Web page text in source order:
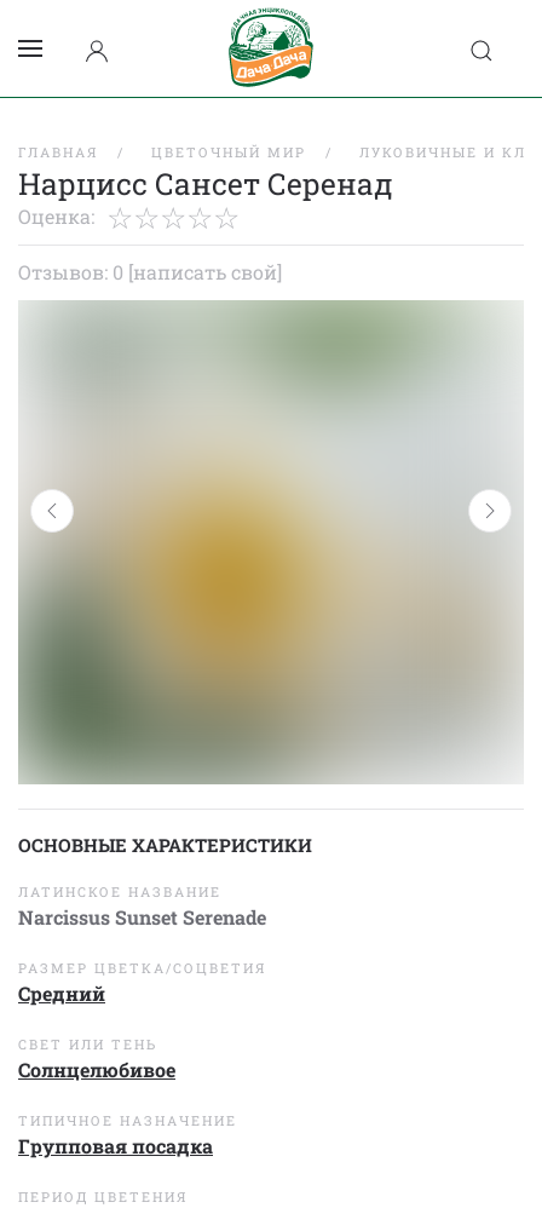
ГЛАВНАЯ ЦВЕТОЧНЫЙ МИР ЛУКОВИЧНЫЕ И
Нарцисс Сансет Серенад
Оценка:
Отзывов: 0 [написать свой]
ОСНОВНЫЕ ХАРАКТЕРИСТИКИ
ЛАТИНСКОЕ НАЗВАНИЕ
Narcissus Sunset Serenade
РАЗМЕР ЦВЕТКА/СОЦВЕТИЯ
Средний
СВЕТ ИЛИ ТЕНЬ
Солнцелюбивое
ТИПИЧНОЕ НАЗНАЧЕНИЕ
Групповая посадка
ПЕРИОД ЦВЕТЕНИЯ